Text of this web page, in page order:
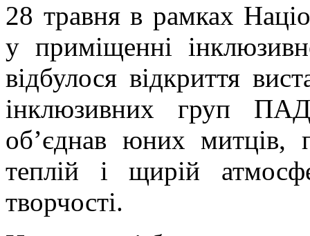
28 травня в рамках
у приміщенні
відбулося відкриття
інклюзивних груп
об’єднав юних митців,
теплій і щирій
творчості.